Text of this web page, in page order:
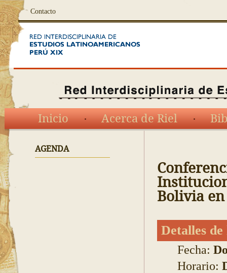
Contacto
Inicio Acerca de Riel
AGENDA
Bolivia en
Detalles
Fecha:
Horario: